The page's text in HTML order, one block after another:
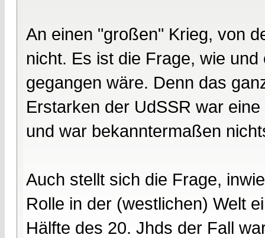
An einen "großen" Krieg, von
nicht. Es ist die Frage, wie
gegangen wäre. Denn das
Erstarken der UdSSR war
und war bekanntermaßen
Auch stellt sich die Frage,
Rolle in der (westlichen) Welt
Hälfte des 20. Jhds der Fall